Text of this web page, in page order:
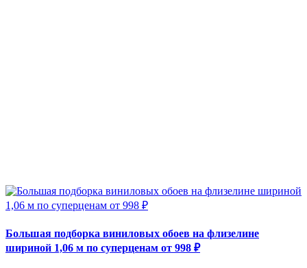
Большая подборка виниловых обоев на флизелине
шириной 1,06 м по суперценам от 998 ₽